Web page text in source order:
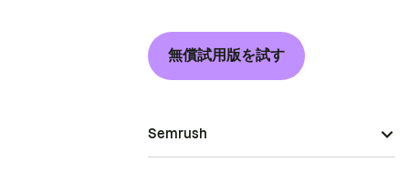
無償試用版を試す
Semrush